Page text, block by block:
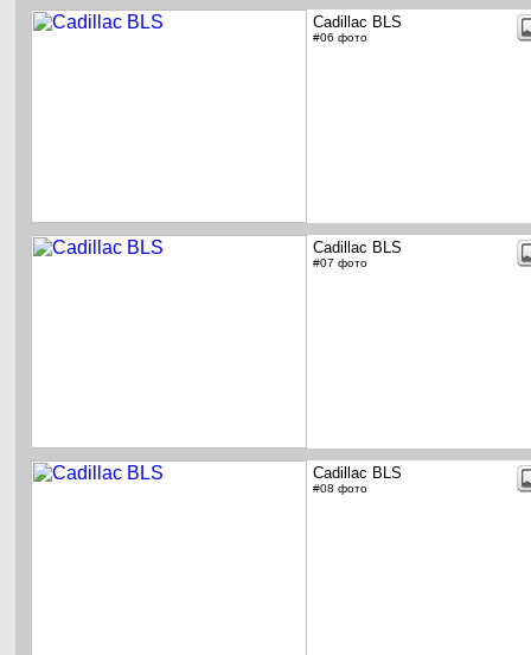
Cadillac BLS
#06 фото
Cadillac BLS
#07 фото
Cadillac BLS
#08 фото